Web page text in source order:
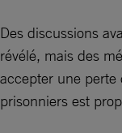
Des discussions
révélé, mais des
accepter une perte
prisonniers est